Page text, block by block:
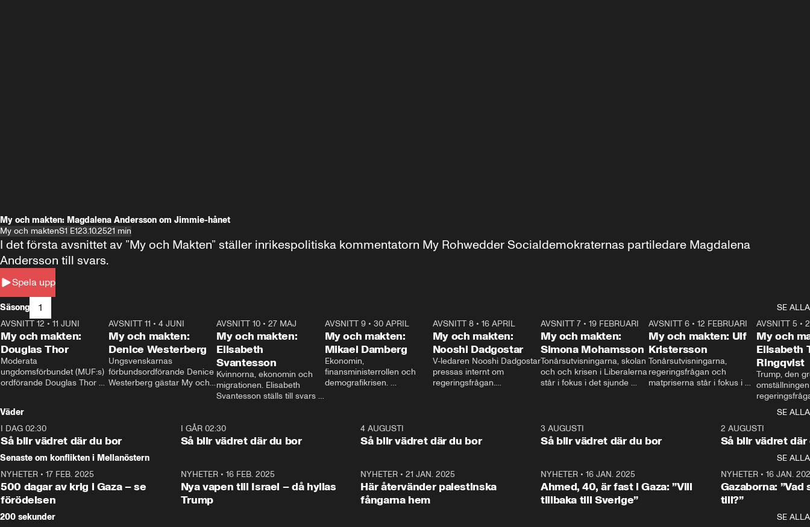
My och makten: Magdalena Andersson om Jimmie-hånet
My och maktenS1 E123.10.2521 min
Spela upp
I det första avsnittet av ”My och Makten” ställer inrikespolitiska kommentatorn My Rohwedder Socialdemokraternas partiledare Magdalena
Andersson till svars.
Säsong 1
SE ALLA
26:27
AVSNITT 12 • 11 JUNI
My och makten:
Douglas Thor
Moderata
ungdomsförbundet (MUF:s)
ordförande Douglas Thor
tonårsutvisningarna och hur
Moderaterna ska locka
väljare till valet i höst.
23:40
AVSNITT 11 •4 JUNI
My och makten:
Denice Westerberg
Ungsvenskarnas
förbundsordförande Denice
Westerberg gästar My och
AVSNITT 10 •27 MAJ
My och makten:
Elisabeth
Svantesson
Kvinnorna, ekonomin och
migrationen. Elisabeth
Svantesson ställs till svars
AVSNITT 9• 30 APRIL
My och makten:
Mikael Damberg
Ekonomin,
finansministerrollen och
demografikrisen.
och Makten.
AVSNITT 8• 16 APRIL
My och makten:
Nooshi Dadgostar
V-ledaren Nooshi Dadgostar
pressas internt om
regeringsfrågan.
– Vi ställer upp i val. Ska vi
vara med så sitter vi förstås
24:30
AVSNITT 7• 19 FEBRUARI
My och makten:
Simona Mohamsson
Tonårsutvisningarna, skolan
och och krisen i Liberalerna
står i fokus i det sjunde
kommentator My
Rohwedder ställer
utbildnings- och
Mohamsson till svars.
27:30
AVSNITT 6 •12 FEBRUARI
My och makten: Ulf
Kristersson
Tonårsutvisningarna,
regeringsfrågan och
matpriserna står i fokus i
Rohwedder ställer
statsminister Ulf Kristersson
AVSNITT 5 •
My och
Elisabeth
Ringqvist
Trump, den
centrum i
avsnittet av
Makten”. Se
Aftonbladets
Rohwedder
Thand Ring
Väder
SE ALLA
I DAG 02:30
Så blir vädret där du bor
1:06
I GÅR 02:30
Så blir vädret där du bor
4 AUGUSTI
Så blir vädret där du bor
3 AUGUSTI
Så blir vädret där du bor
2 AUGUSTI
Så blir vädret där
Senaste om konflikten i Mellanöstern
SE ALLA
NYHETER • 17 FEB. 2025
500 dagar av krig i Gaza – se
förödelsen
NYHETER• 16 FEB. 2025
Nya vapen till Israel – då hyllas
Trump
NYHETER •21 JAN. 2025
Här återvänder palestinska
fångarna hem
NYHETER• 16 JAN. 2025
Ahmed, 40, är fast i Gaza: ”Vill
tillbaka till Sverige”
NYHETER• 16 JAN.
Gazaborna:
till?”
200 sekunder
SE ALLA